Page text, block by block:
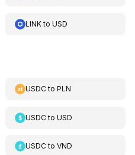
LINKtoUSD
USDCtoPLN
USDCtoUSD
USDCtoVND